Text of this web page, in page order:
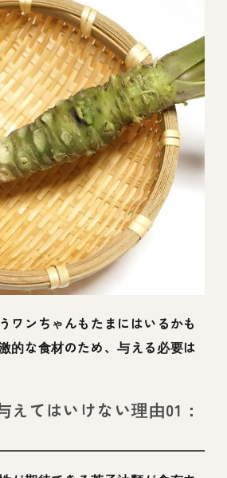
ワンちゃんもたまにはいるかも
的な食材のため、与える必要は
えてはいけない理由01：